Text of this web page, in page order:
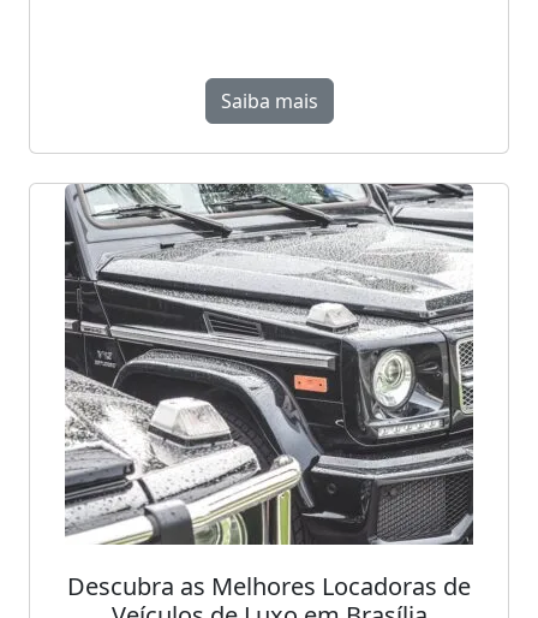
Saiba mais
Descubra as Melhores Locadoras de